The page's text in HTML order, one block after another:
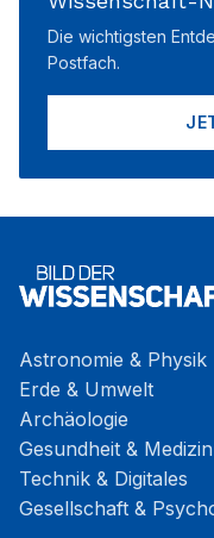
Die wichtigsten
Postfach.
Astronomie & Physik
Erde & Umwelt
Archäologie
Gesundheit & Medizin
Technik & Digitales
Gesellschaft &